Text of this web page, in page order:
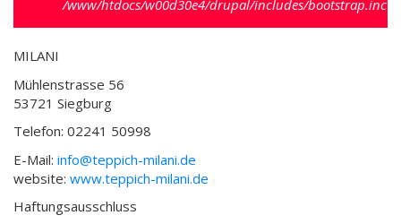
/www/htdocs/w00d30e4/drupal/includes/bootstrap.inc).
MILANI
Mühlenstrasse 56
53721 Siegburg
Telefon: 02241 50998
E-Mail: info@teppich-milani.de
website: www.teppich-milani.de
Haftungsausschluss